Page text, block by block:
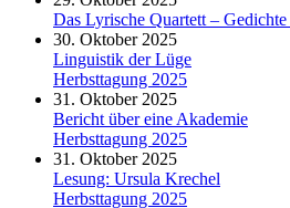
Das Lyrische Quartett –
30. Oktober 2025
Linguistik der Lüge
Herbsttagung 2025
31. Oktober 2025
Bericht über eine Akademie
Herbsttagung 2025
31. Oktober 2025
Lesung: Ursula Krechel
Herbsttagung 2025